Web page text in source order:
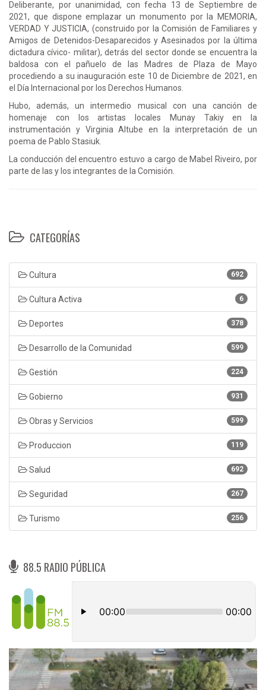
Deliberante, por unanimidad, con fecha 13 de Septiembre de
2021, que dispone emplazar un monumento por la MEMORIA,
VERDAD Y JUSTICIA, (construido por la Comisión de Familiares y
Amigos de Detenidos-Desaparecidos y Asesinados por la última
dictadura cívico- militar), detrás del sector donde se encuentra la
baldosa con el pañuelo de las Madres de Plaza de Mayo
procediendo a su inauguración este 10 de Diciembre de 2021, en
el Día Internacional por los Derechos Humanos.
Hubo, además, un intermedio musical con una canción de
homenaje con los artistas locales Munay Takiy en la
instrumentación y Virginia Altube en la interpretación de un
poema de Pablo Stasiuk.
La conducción del encuentro estuvo a cargo de Mabel Riveiro, por
parte de las y los integrantes de la Comisión.
CATEGORÍAS
692
Cultura
6
Cultura Activa
378
Deportes
599
Desarrollo de la Comunidad
224
Gestión
931
Gobierno
599
Obras y Servicios
119
Produccion
692
Salud
267
Seguridad
256
Turismo
88.5 RADIO PÚBLICA